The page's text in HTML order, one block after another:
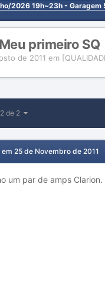
2026 19h~23h - Garagem
primeiro SQ
de 2011 em
de 2
em 25 de Novembro de 2011
um par de amps